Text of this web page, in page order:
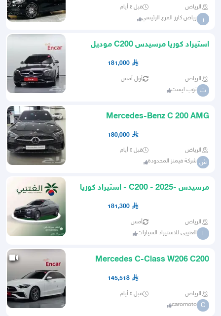
الرياض قبل ٤ أيام
ر رياض كارز الفرع الرئيسي
استيراد كوريا مرسيدس C200 موديل
181,000
الرياض أول أمس
ت توب ايست
Mercedes-Benz C 200 AMG
180,000
الرياض قبل ٥ أيام
ش شركة فيمنز المحدودة
مرسيدس -C200 - 2025 - استيراد كوريا
181,300
الرياض أمس
ا العتيبي للاستيراد السيارات
Mercedes C-Class W206 C200
145,518
الرياض قبل ٥ أيام
C
caromoto